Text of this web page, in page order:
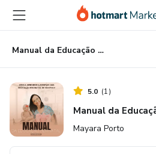
para
conteúdo
principal
para
pagamento
para
rodapé
Manual da Educação Perinatal
5.0 (1)
Manual da
Mayara Porto